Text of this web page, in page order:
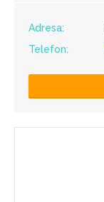
Adresa:
Telefon: